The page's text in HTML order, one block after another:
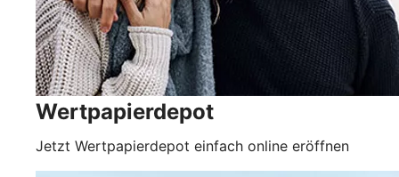
Wertpapierdepot
Jetzt Wertpapierdepot einfach online eröffnen